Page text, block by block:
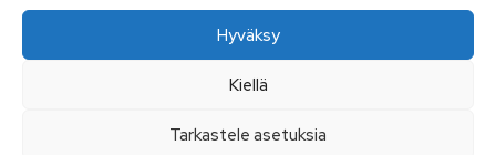
Hyväksy
Kiellä
Tarkastele asetuksia